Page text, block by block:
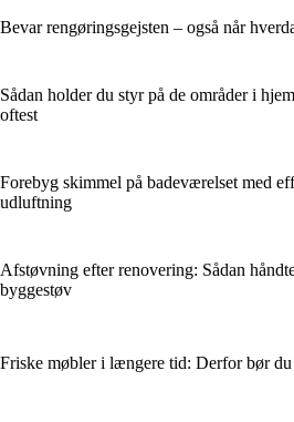
Bevar rengøringsgejsten – også når
Sådan holder du styr på de områder i
oftest
Forebyg skimmel på badeværelset med
udluftning
Afstøvning efter renovering: Sådan
byggestøv
Friske møbler i længere tid: Derfor bør du